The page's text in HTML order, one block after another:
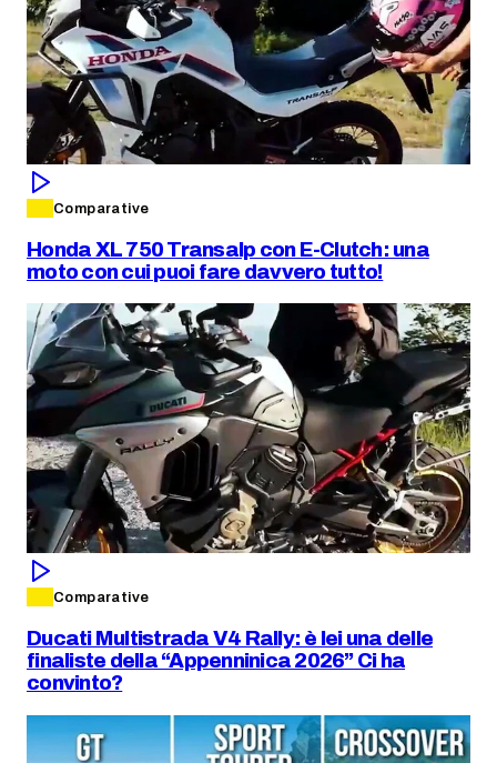
Comparative
Honda XL 750 Transalp con E-Clutch: una
moto con cui puoi fare davvero tutto!
Comparative
Ducati Multistrada V4 Rally: è lei una delle
finaliste della “Appenninica 2026” Ci ha
convinto?